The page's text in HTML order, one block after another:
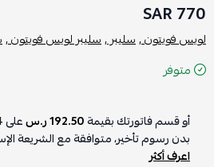
770 SAR
لويس فويتون ,سليبر ,سليبر لويس فويتون ,
متوفر
أو قسم فاتورتك بقيمة192.50 ر.س على
بدون رسوم تأخير، متوافقة مع الشريعة
اعرف أكثر